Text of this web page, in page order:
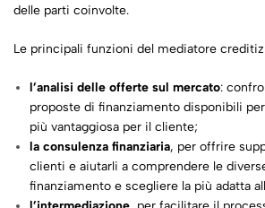
delle parti coinvolte.
Le principali funzioni del mediatore
l’analisi delle offerte sul mercato:
proposte di finanziamento disponibili
più vantaggiosa per il cliente;
la consulenza finanziaria, per offrire
clienti e aiutarli a comprendere le
finanziamento e scegliere la più adatta